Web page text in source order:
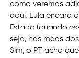
como veremos
aqui, Lula encara
Estado (quando
seja, nas mãos
Sim, o PT acha